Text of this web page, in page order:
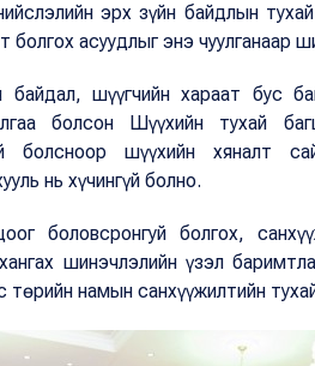
эрх зүйн байдлын
асуудлыг энэ чуулганаар
шүүгчийн хараат бус
болсон Шүүхийн тухай
болсноор шүүхийн хяналт
нь хүчингүй болно.
боловсронгуй болгох,
шинэчлэлийн үзэл
намын санхүүжилтийн